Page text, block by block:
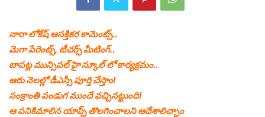
నారా లోకేష్ ఆసక్తికర కామెంట్స్..
మెగా పేరెంట్స్, టీచర్స్ మీటింగ్..
బాపట్ల మున్సిపల్ హై స్కూల్ లో కార్యక్రమం..
ఆరు నెలల్లో డీఎస్సీ పూర్తి చేస్తాం!
సంక్రాంతి పండుగ ముందే వచ్చినట్టుంది!
ఆ పనికిమాలిన యాప్స్ తొలగించాలని ఆదేశాలిచ్చాం